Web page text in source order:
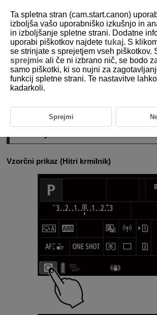
D180-026
Uporaba zaslona na dotik
Dotikanje
Vlečenje
Vzorčni prikaz (Hitri krmilnik)
Ta spletna stran (cam.start.canon)
izboljša vašo uporabniško izkušnjo in
in izboljšanje spletne strani. Dodatne
uporabi piškotkov najdete tukaj. S
se strinjate s sprejetjem vseh piškotkov.
sprejmi« ali če ni izbrano nič, se bodo
samo piškotki, ki so nujni za
funkcij spletne strani. Te nastavitve
kadarkoli.
Sprejmi